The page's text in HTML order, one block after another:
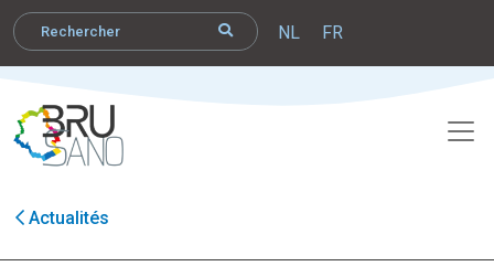
NL FR
Actualités